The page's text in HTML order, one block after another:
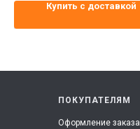
Купить с доставкой
ПОКУПАТЕЛЯМ
Оформление заказа